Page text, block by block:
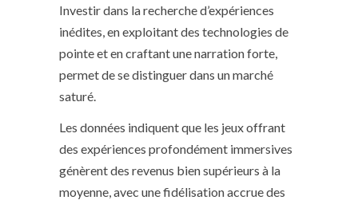
Investir dans la recherche d’expériences
inédites, en exploitant des technologies de
pointe et en craftant une narration forte,
permet de se distinguer dans un marché
saturé.
Les données indiquent que les jeux offrant
des expériences profondément immersives
génèrent des revenus bien supérieurs à la
moyenne, avec une fidélisation accrue des